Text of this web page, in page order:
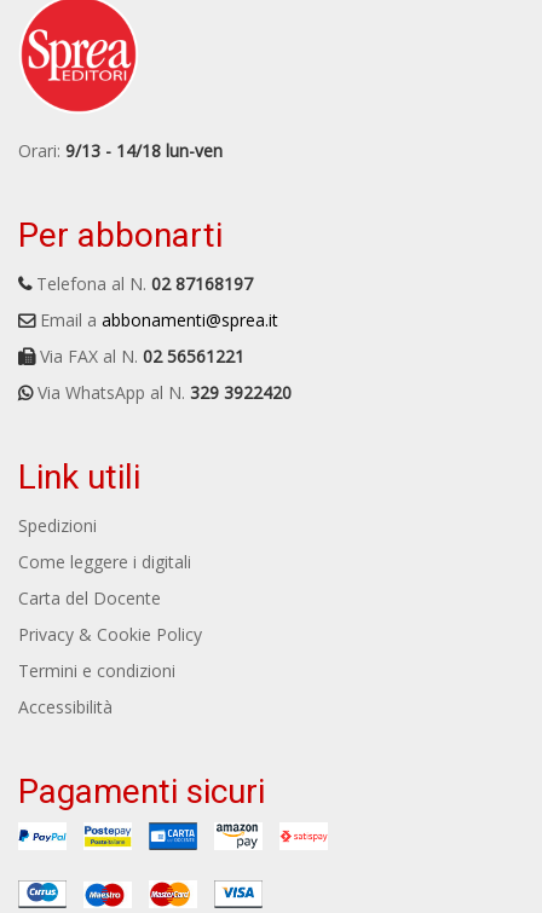
Orari: 9/13 - 14/18 lun-ven
Per abbonarti
Telefona al N. 02 87168197
Email a abbonamenti@sprea.it
Via FAX al N. 02 56561221
Via WhatsApp al N. 329 3922420
Link utili
Spedizioni
Come leggere i digitali
Carta del Docente
Privacy & Cookie Policy
Termini e condizioni
Accessibilità
Pagamenti sicuri